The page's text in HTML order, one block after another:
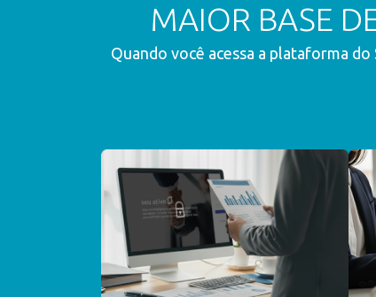
MAIOR BASE
Quando você acessa a plataforma